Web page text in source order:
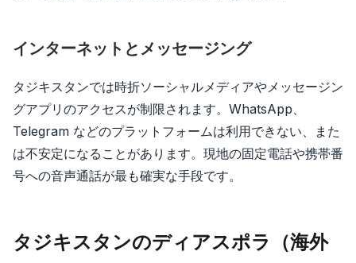
インターネットとメッセージング
タジキスタンでは時折ソーシャルメディアやメッセージン
グアプリのアクセスが制限されます。WhatsApp、
Telegram などのプラットフォームは利用できない、また
は不安定になることがあります。現地の固定電話や携帯番
号への音声通話が最も確実な手段です。
タジキスタンのディアスポラ（海外